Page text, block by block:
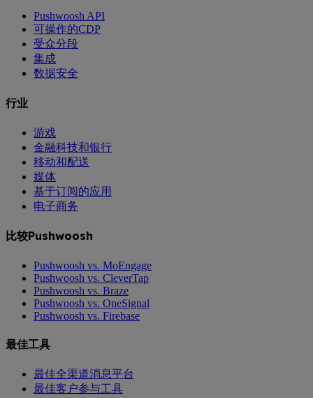
Pushwoosh API
可操作的CDP
受众分段
集成
数据安全
行业
游戏
金融科技和银行
移动和配送
媒体
基于订阅的应用
电子商务
比较Pushwoosh
Pushwoosh vs. MoEngage
Pushwoosh vs. CleverTap
Pushwoosh vs. Braze
Pushwoosh vs. OneSignal
Pushwoosh vs. Firebase
最佳工具
最佳全渠道消息平台
最佳客户参与工具